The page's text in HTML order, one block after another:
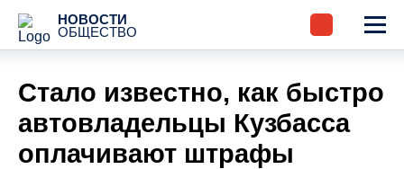
НОВОСТИ
ОБЩЕСТВО
Стало известно, как быстро
автовладельцы Кузбасса
оплачивают штрафы